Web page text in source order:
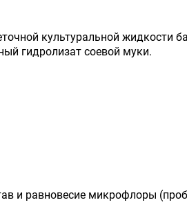
культуральной жидкости
гидролизат соевой муки.
и равновесие микрофлоры